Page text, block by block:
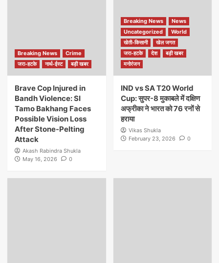
Breaking News
Crime
जरा-हटके
नार्थ-ईस्ट बड़ी खबर
Brave Cop Injured in
Bandh Violence: SI
Tamo Bakhang Faces
Possible Vision Loss
After Stone-Pelting
Attack
Akash Rabindra Shukla
May 16, 2026
0
Breaking News
News
Uncategorized
World
खेती-किसानी
खेल जगत
जरा-हटके
देश
बड़ी खबर
मनोरंजन
IND vs SA T20 World
Cup: सुपर-8 मुकाबले में दक्षिण
अफ्रीका ने भारत को 76 रनों से
हराया
Vikas Shukla
February 23, 2026
0